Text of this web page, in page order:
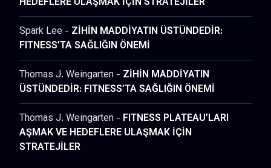
Spark Lee - ZİHİN MADDİYATIN ÜSTÜNDEDİR:
FITNESS’TA SAĞLIĞIN ÖNEMİ
Thomas J. Weingarten - ZİHİN MADDİYATIN
ÜSTÜNDEDİR: FITNESS’TA SAĞLIĞIN ÖNEMİ
Thomas J. Weingarten - FITNESS PLATEAU’LARI
AŞMAK VE HEDEFLERE ULAŞMAK İÇİN
STRATEJİLER